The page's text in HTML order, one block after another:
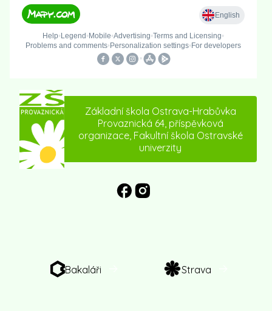
Základní škola Ostrava-Hrabůvka
Provaznická 64, příspěvková
organizace, Fakultní škola Ostravské
univerzity
Bakaláři Strava